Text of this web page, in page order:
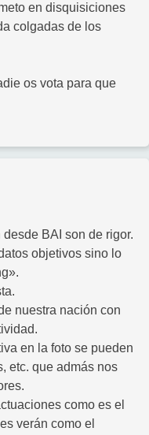
en disquisiciones
colgadas de los
os vota para que
BAI son de rigor.
objetivos sino lo
nuestra nación con
en la foto se pueden
etc. que admás nos
como es el
verán como el